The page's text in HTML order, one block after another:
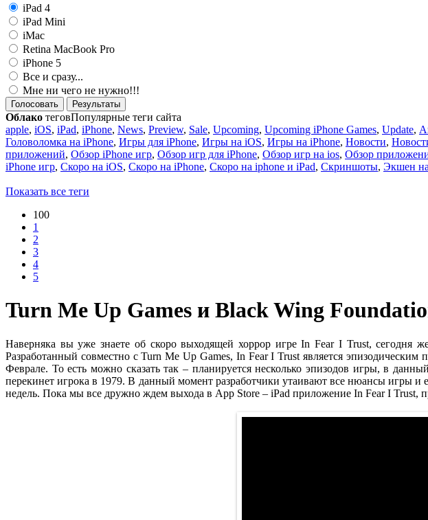
iPad 4
iPad Mini
iMac
Retina MacBook Pro
iPhone 5
Все и сразу...
Мне ни чего не нужно!!!
Голосовать Результаты
Облако теговПопулярные теги сайта
apple, iOS, iPad, iPhone, News, Preview, Sale, Upcoming, Upcoming iPhone Games, Update,
Головоломка на iPhone, Игры для iPhone, Игры на iOS, Игры на iPhone, Новости,
приложений, Обзор iPhone игр, Обзор игр для iPhone, Обзор игр на ios, Обзор
iPhone игр, Скоро на iOS, Скоро на iPhone, Скоро на iphone и iPad, Скриншоты, Экшен
Показать все теги
100
1
2
3
4
5
Turn Me Up Games и Black Wing
Наверняка вы уже знаете об скоро выходящей хоррор игре In Fear I Trust, сегодня
Разработанный совместно с Turn Me Up Games, In Fear I Trust является
Феврале. То есть можно сказать так – планируется несколько эпизодов игры, в
перекинет игрока в 1979. В данный момент разработчики утаивают все нюансы игры
недель. Пока мы все дружно ждем выхода в App Store – iPad приложение In Fear I Trust,